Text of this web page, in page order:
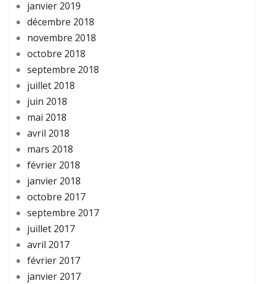
janvier 2019
décembre 2018
novembre 2018
octobre 2018
septembre 2018
juillet 2018
juin 2018
mai 2018
avril 2018
mars 2018
février 2018
janvier 2018
octobre 2017
septembre 2017
juillet 2017
avril 2017
février 2017
janvier 2017